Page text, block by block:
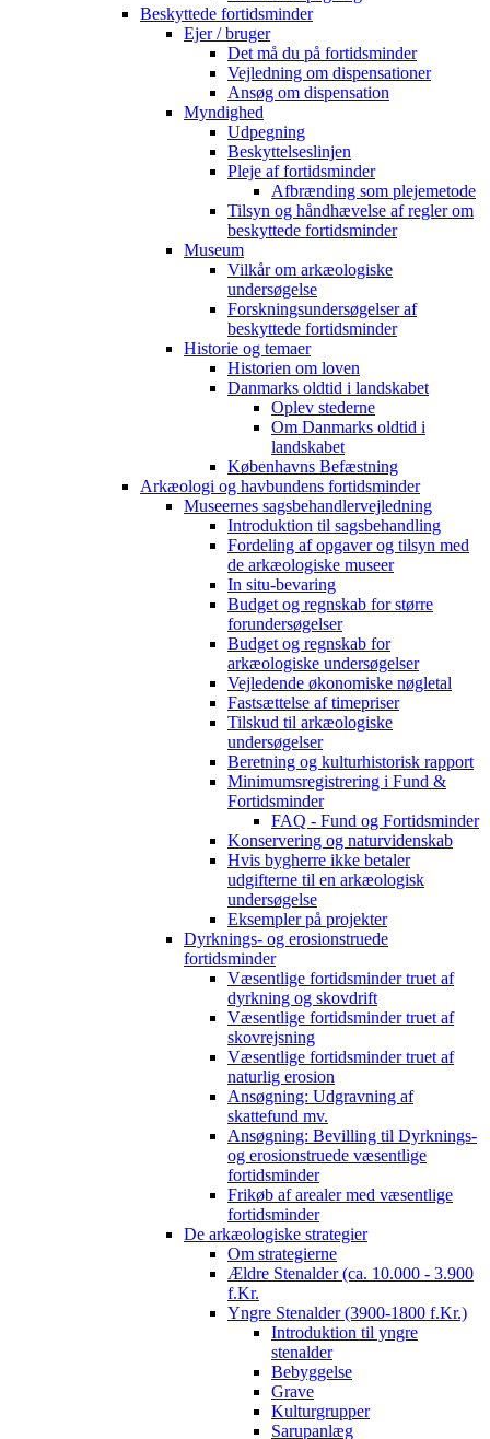
Beskyttede fortidsminder
Ejer / bruger
Det må du på fortidsminder
Vejledning om dispensationer
Ansøg om dispensation
Myndighed
Udpegning
Beskyttelseslinjen
Pleje af fortidsminder
Afbrænding som plejemetode
Tilsyn og håndhævelse af regler om
beskyttede fortidsminder
Museum
Vilkår om arkæologiske
undersøgelse
Forskningsundersøgelser af
beskyttede fortidsminder
Historie og temaer
Historien om loven
Danmarks oldtid i landskabet
Oplev stederne
Om Danmarks oldtid i
landskabet
Københavns Befæstning
Arkæologi og havbundens fortidsminder
Museernes sagsbehandlervejledning
Introduktion til sagsbehandling
Fordeling af opgaver og tilsyn med
de arkæologiske museer
In situ-bevaring
Budget og regnskab for større
forundersøgelser
Budget og regnskab for
arkæologiske undersøgelser
Vejledende økonomiske nøgletal
Fastsættelse af timepriser
Tilskud til arkæologiske
undersøgelser
Beretning og kulturhistorisk rapport
Minimumsregistrering i Fund &
Fortidsminder
FAQ - Fund og Fortidsminder
Konservering og naturvidenskab
Hvis bygherre ikke betaler
udgifterne til en arkæologisk
undersøgelse
Eksempler på projekter
Dyrknings- og erosionstruede
fortidsminder
Væsentlige fortidsminder truet af
dyrkning og skovdrift
Væsentlige fortidsminder truet af
skovrejsning
Væsentlige fortidsminder truet af
naturlig erosion
Ansøgning: Udgravning af
skattefund mv.
Ansøgning: Bevilling til Dyrknings-
og erosionstruede væsentlige
fortidsminder
Frikøb af arealer med væsentlige
fortidsminder
De arkæologiske strategier
Om strategierne
Ældre Stenalder (ca. 10.000 - 3.900
f.Kr.
Yngre Stenalder (3900-1800 f.Kr.)
Introduktion til yngre
stenalder
Bebyggelse
Grave
Kulturgrupper
Sarupanlæg